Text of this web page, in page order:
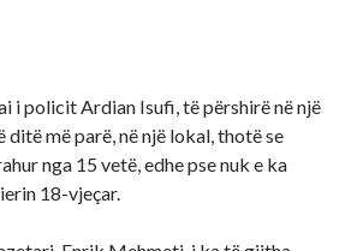
i policit Ardian Isufi, të përshirë në një
ditë më parë, në një lokal, thotë se
nga 15 vetë, edhe pse nuk e ka
18-vjeçar.